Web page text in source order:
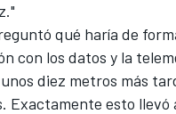
qué haría de
con los datos y la
diez metros más
Exactamente esto